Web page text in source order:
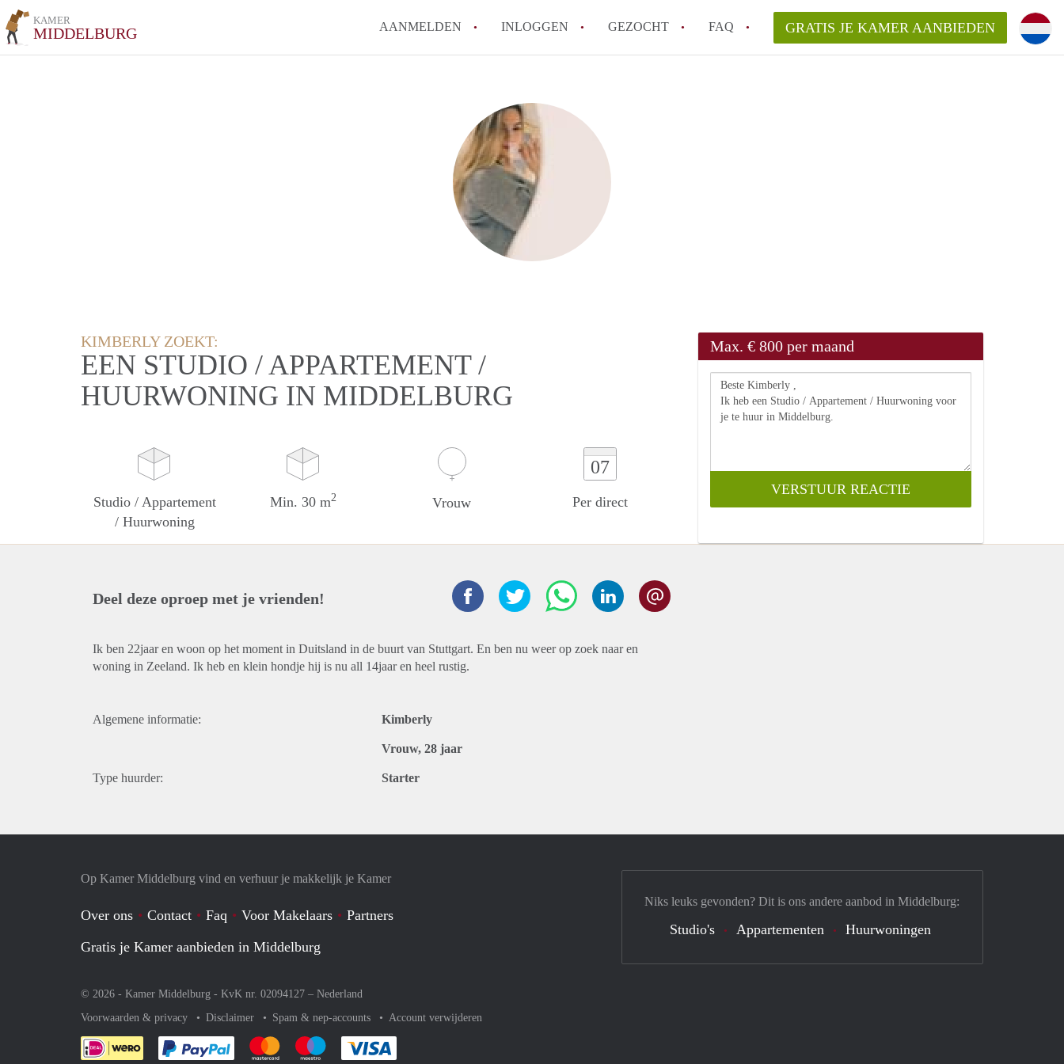
KAMER
MIDDELBURG AANMELDEN INLOGGEN GEZOCHT FAQ
Hoeveel kost het om te reageren op een Kamer in Middelburg?
Wat is de privacyverklaring van Kamermiddelburg?
Alle veelgestelde vragen
GRATIS JE KAMER AANBIEDEN
KIMBERLY ZOEKT:
EEN STUDIO / APPARTEMENT /
HUURWONING IN MIDDELBURG
Studio / Appartement
/ Huurwoning
Min. 30 m2 Vrouw
07
Per direct
Max. € 800 per maand
Deel deze oproep met je vrienden!
Ik ben 22jaar en woon op het moment in Duitsland in de buurt van Stuttgart. En ben nu weer op zoek naar en
woning in Zeeland. Ik heb en klein hondje hij is nu all 14jaar en heel rustig.
Algemene informatie: Kimberly
Vrouw, 28 jaar
Type huurder: Starter
Op Kamer Middelburg vind en verhuur je makkelijk je Kamer
Over ons Contact Faq Voor Makelaars
Partners
Gratis je Kamer aanbieden in Middelburg
© 2026 - Kamer Middelburg - KvK nr. 02094127 – Nederland
Voorwaarden & privacy
Disclaimer Spam & nep-accounts Account verwijderen
Je rekent gemakkelijk af met Paypal
Je rekent gemakkelijk af met Mastercard
Je rekent gemakkelijk af met Meastro
Niks leuks gevonden? Dit is ons andere aanbod in Middelburg:
Studio's Appartementen Huurwoningen